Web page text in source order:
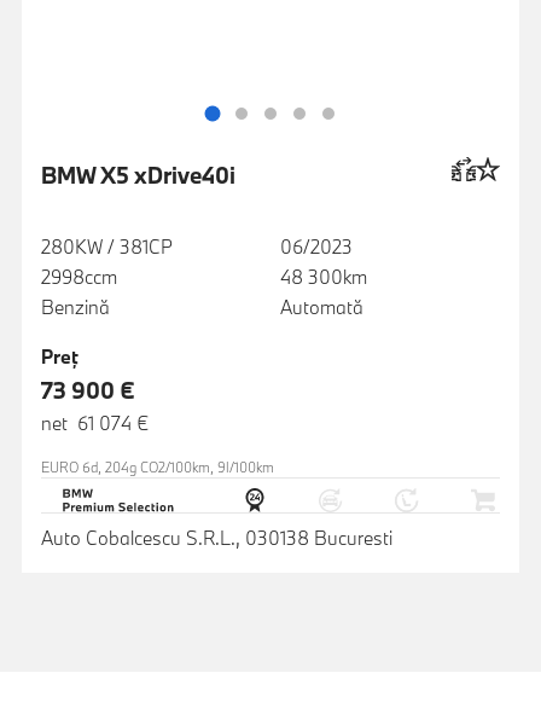
BMW X5 xDrive40i
280KW / 381CP
2998ccm
Benzină
06/2023
48 300km
Automată
Preţ
73 900 €
net 61 074 €
EURO 6d, 204g CO2/100km, 9l/100km
Auto Cobalcescu S.R.L., 030138 Bucuresti